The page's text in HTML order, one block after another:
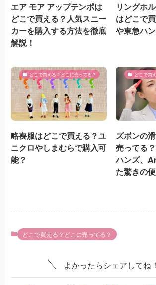
エア モア アップテンポは
どこで買える？人気スニー
カーを購入する方法を徹底
解説！
リングホ
はどこで
や東急ハ
どこで買える？どこに売ってる？
略喪服はどこで買える？ユ
ニクロやしまむらで購入可
能？
どこで買
ズボンの
売ってる
ハンズ、
た驚きの
どこで買える？どこに売ってる？
よかったらシェアしてね！